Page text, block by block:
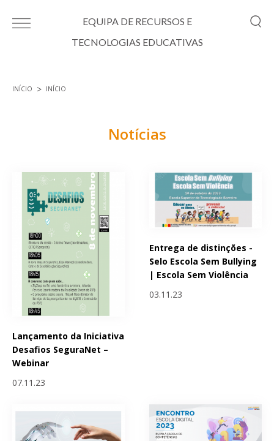
EQUIPA DE RECURSOS E
TECNOLOGIAS EDUCATIVAS
INÍCIO INÍCIO
Notícias
Lançamento da Iniciativa
Desafios SeguraNet –
Webinar
07.11.23
Entrega de distinções -
Selo Escola Sem Bullying
| Escola Sem Violência
03.11.23
Páginas